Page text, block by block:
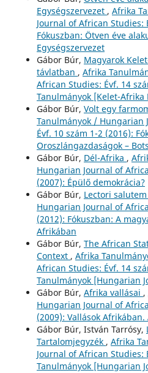
Egységszervezet , Afrika
Journal of African Studies:
Fókuszban: Ötven éve
Egységszervezet
Gábor Búr, Magyarok
távlatban , Afrika
African Studies: Évf. 14
Tanulmányok [Kelet-Afrika
Gábor Búr, Volt egy
Tanulmányok / Hungarian
Évf. 10 szám 1-2 (2016):
Oroszlángazdaságok –
Gábor Búr, Dél-Afrika ,
Hungarian Journal of
(2007): Épülő demokrácia?
Gábor Búr, Lectori salutem
Hungarian Journal of
(2012): Fókuszban: A
Afrikában
Gábor Búr, The African
Context , Afrika
African Studies: Évf. 14
Tanulmányok [Hungarian
Gábor Búr, Afrika vallásai ,
Hungarian Journal of
(2009): Vallások
Gábor Búr, István Tarrósy,
Tartalomjegyzék , Afrika
Journal of African Studies:
Tanulmányok [Hungarian